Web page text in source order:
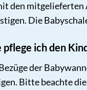
den mitgelieferten
Die
pflege ich den
der
Bitte beachte